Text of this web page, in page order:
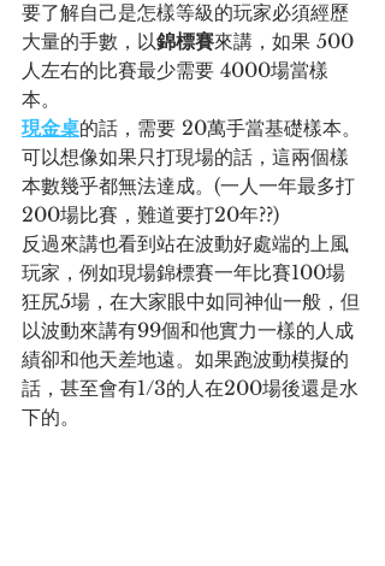
要了解自己是怎樣等級的玩家必須經歷
大量的手數，以錦標賽來講，如果 500
人左右的比賽最少需要 4000場當樣
本。
現金桌的話，需要 20萬手當基礎樣本。
可以想像如果只打現場的話，這兩個樣
本數幾乎都無法達成。(一人一年最多打
200場比賽，難道要打20年??)
反過來講也看到站在波動好處端的上風
玩家，例如現場錦標賽一年比賽100場
狂尻5場，在大家眼中如同神仙一般，但
以波動來講有99個和他實力一樣的人成
績卻和他天差地遠。如果跑波動模擬的
話，甚至會有1/3的人在200場後還是水
下的。